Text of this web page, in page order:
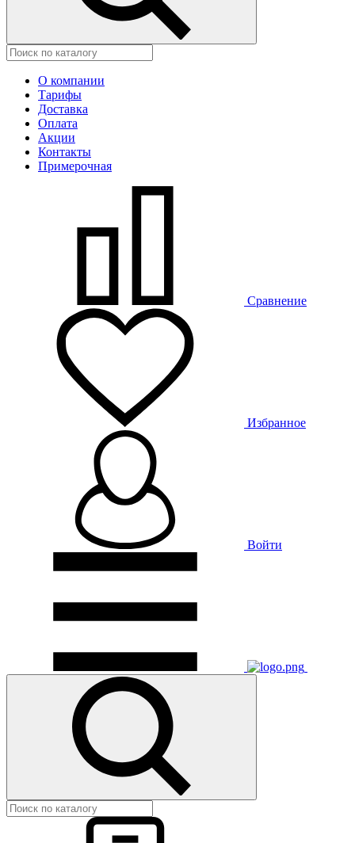
О компании
Тарифы
Доставка
Оплата
Акции
Контакты
Примерочная
Сравнение
Избранное
Войти